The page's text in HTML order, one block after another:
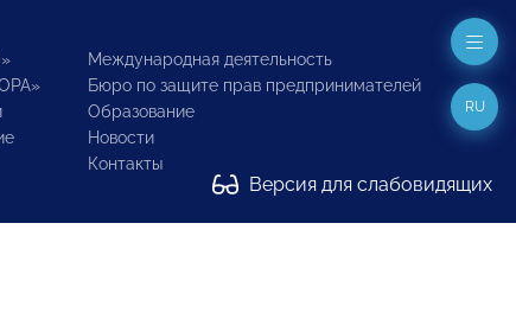
Международная деятельность
Бюро по защите прав предпринимателей
Образование
Новости
Контакты
Версия для слабовидящих
RU